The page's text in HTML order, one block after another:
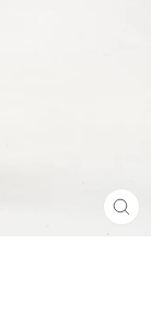
CLOSE
(ESC)